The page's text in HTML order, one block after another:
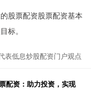
股票配资股票配资基本
标。
表低息炒股配资门户观点
配资：助力投资，实现